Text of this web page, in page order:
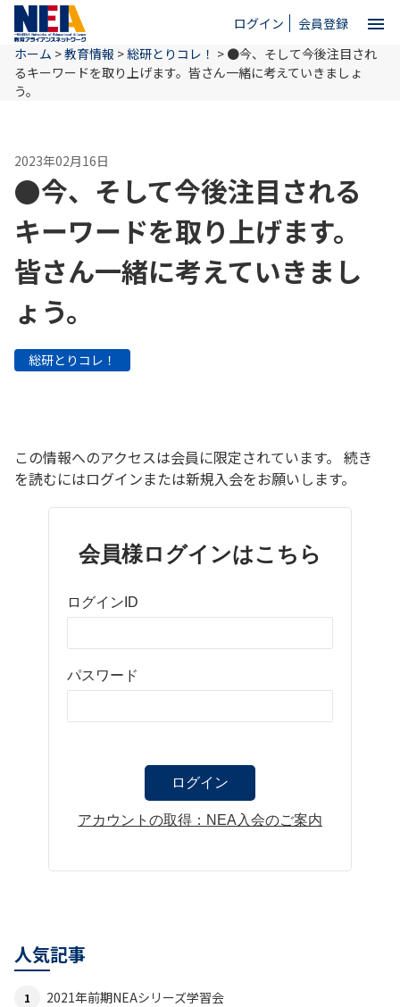
ログイン 会員登録 menu
NEAとは
教育情報
お問い合わせ
ホーム >教育情報 >総研とりコレ！ > ●今、そして今後注目され
るキーワードを取り上げます。皆さん一緒に考えていきましょ
う。
2023年02月16日
●今、そして今後注目される
キーワードを取り上げます。
皆さん一緒に考えていきまし
ょう。
総研とりコレ！
この情報へのアクセスは会員に限定されています。 続き
を読むにはログインまたは新規入会をお願いします。
会員様ログインはこちら
ログインID
パスワード
アカウントの取得：NEA入会のご案内
人気記事
2021年前期NEAシリーズ学習会